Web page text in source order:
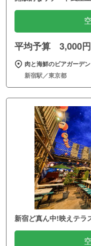
平均予算 3,000円
肉と海鮮のビアガーデ
新宿駅／東京都
新宿ど真ん中!映えテラ